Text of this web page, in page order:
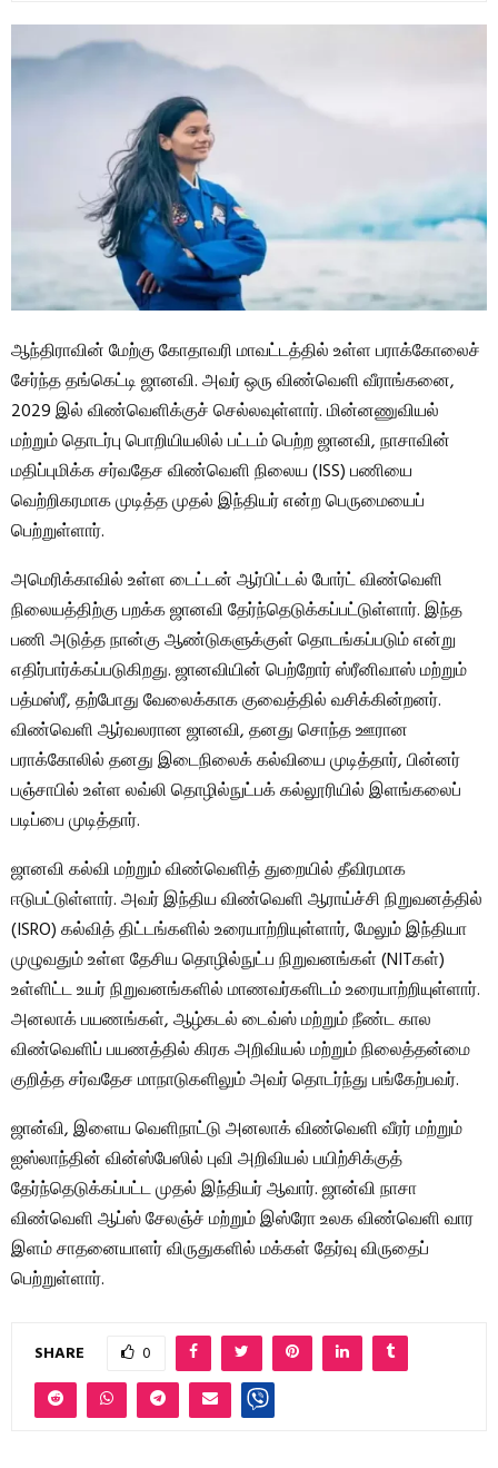
ஆந்திராவின் மேற்கு கோதாவரி மாவட்டத்தில் உள்ள பராக்கோலைச்
சேர்ந்த தங்கெட்டி ஜானவி. அவர் ஒரு விண்வெளி வீராங்கனை,
2029 இல் விண்வெளிக்குச் செல்லவுள்ளார். மின்னணுவியல்
மற்றும் தொடர்பு பொறியியலில் பட்டம் பெற்ற ஜானவி, நாசாவின்
மதிப்புமிக்க சர்வதேச விண்வெளி நிலைய (ISS) பணியை
வெற்றிகரமாக முடித்த முதல் இந்தியர் என்ற பெருமையைப்
பெற்றுள்ளார்.
அமெரிக்காவில் உள்ள டைட்டன் ஆர்பிட்டல் போர்ட் விண்வெளி
நிலையத்திற்கு பறக்க ஜானவி தேர்ந்தெடுக்கப்பட்டுள்ளார். இந்த
பணி அடுத்த நான்கு ஆண்டுகளுக்குள் தொடங்கப்படும் என்று
எதிர்பார்க்கப்படுகிறது. ஜானவியின் பெற்றோர் ஸ்ரீனிவாஸ் மற்றும்
பத்மஸ்ரீ, தற்போது வேலைக்காக குவைத்தில் வசிக்கின்றனர்.
விண்வெளி ஆர்வலரான ஜானவி, தனது சொந்த ஊரான
பராக்கோலில் தனது இடைநிலைக் கல்வியை முடித்தார், பின்னர்
பஞ்சாபில் உள்ள லவ்லி தொழில்நுட்பக் கல்லூரியில் இளங்கலைப்
படிப்பை முடித்தார்.
ஜானவி கல்வி மற்றும் விண்வெளித் துறையில் தீவிரமாக
ஈடுபட்டுள்ளார். அவர் இந்திய விண்வெளி ஆராய்ச்சி நிறுவனத்தில்
(ISRO) கல்வித் திட்டங்களில் உரையாற்றியுள்ளார், மேலும் இந்தியா
முழுவதும் உள்ள தேசிய தொழில்நுட்ப நிறுவனங்கள் (NITகள்)
உள்ளிட்ட உயர் நிறுவனங்களில் மாணவர்களிடம் உரையாற்றியுள்ளார்.
அனலாக் பயணங்கள், ஆழ்கடல் டைவ்ஸ் மற்றும் நீண்ட கால
விண்வெளிப் பயணத்தில் கிரக அறிவியல் மற்றும் நிலைத்தன்மை
குறித்த சர்வதேச மாநாடுகளிலும் அவர் தொடர்ந்து பங்கேற்பவர்.
ஜான்வி, இளைய வெளிநாட்டு அனலாக் விண்வெளி வீரர் மற்றும்
ஐஸ்லாந்தின் வின்ஸ்பேஸில் புவி அறிவியல் பயிற்சிக்குத்
தேர்ந்தெடுக்கப்பட்ட முதல் இந்தியர் ஆவார். ஜான்வி நாசா
விண்வெளி ஆப்ஸ் சேலஞ்ச் மற்றும் இஸ்ரோ உலக விண்வெளி வார
இளம் சாதனையாளர் விருதுகளில் மக்கள் தேர்வு விருதைப்
பெற்றுள்ளார்.
SHARE 0